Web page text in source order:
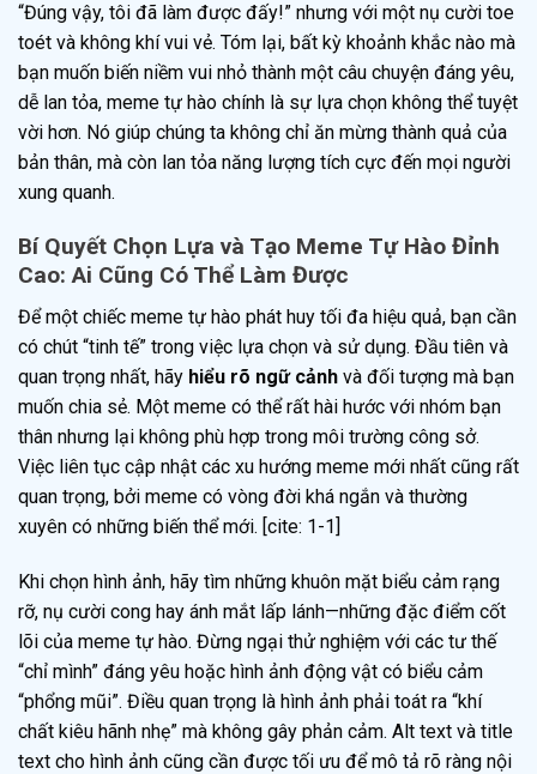
“Đúng vậy, tôi đã làm được đấy!” nhưng với một nụ cười toe
toét và không khí vui vẻ. Tóm lại, bất kỳ khoảnh khắc nào mà
bạn muốn biến niềm vui nhỏ thành một câu chuyện đáng yêu,
dễ lan tỏa, meme tự hào chính là sự lựa chọn không thể tuyệt
vời hơn. Nó giúp chúng ta không chỉ ăn mừng thành quả của
bản thân, mà còn lan tỏa năng lượng tích cực đến mọi người
xung quanh.
Bí Quyết Chọn Lựa và Tạo Meme Tự Hào Đỉnh
Cao: Ai Cũng Có Thể Làm Được
Để một chiếc meme tự hào phát huy tối đa hiệu quả, bạn cần
có chút “tinh tế” trong việc lựa chọn và sử dụng. Đầu tiên và
quan trọng nhất, hãy hiểu rõ ngữ cảnh và đối tượng mà bạn
muốn chia sẻ. Một meme có thể rất hài hước với nhóm bạn
thân nhưng lại không phù hợp trong môi trường công sở.
Việc liên tục cập nhật các xu hướng meme mới nhất cũng rất
quan trọng, bởi meme có vòng đời khá ngắn và thường
xuyên có những biến thể mới. [cite: 1-1]
Khi chọn hình ảnh, hãy tìm những khuôn mặt biểu cảm rạng
rỡ, nụ cười cong hay ánh mắt lấp lánh—những đặc điểm cốt
lõi của meme tự hào. Đừng ngại thử nghiệm với các tư thế
“chỉ mình” đáng yêu hoặc hình ảnh động vật có biểu cảm
“phổng mũi”. Điều quan trọng là hình ảnh phải toát ra “khí
chất kiêu hãnh nhẹ” mà không gây phản cảm. Alt text và title
text cho hình ảnh cũng cần được tối ưu để mô tả rõ ràng nội